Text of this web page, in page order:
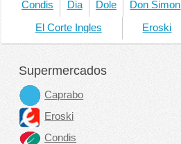
Condis Dia Dole Don Simon
El Corte Ingles Eroski
Supermercados
Caprabo
Eroski
Condis